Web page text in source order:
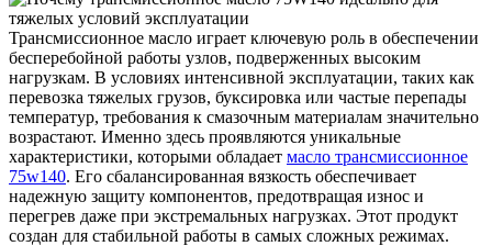
Трансмиссионное масло играет ключевую роль в обеспечении
бесперебойной работы узлов, подверженных высоким
нагрузкам. В условиях интенсивной эксплуатации, таких как
перевозка тяжелых грузов, буксировка или частые перепады
температур, требования к смазочным материалам значительно
возрастают. Именно здесь проявляются уникальные
характеристики, которыми обладает масло трансмиссионное
75w140. Его сбалансированная вязкость обеспечивает
надежную защиту компонентов, предотвращая износ и
перегрев даже при экстремальных нагрузках. Этот продукт
создан для стабильной работы в самых сложных режимах.